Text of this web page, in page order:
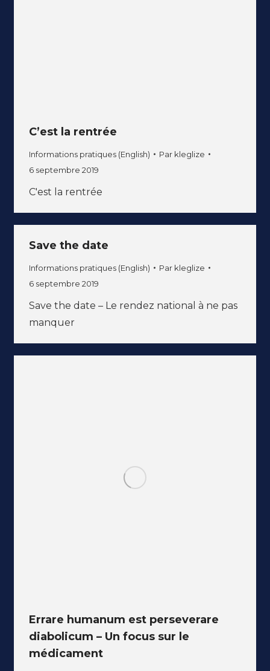
C’est la rentrée
Informations pratiques (English) Par kleglize
6 septembre 2019
C'est la rentrée
Save the date
Informations pratiques (English) Par kleglize
6 septembre 2019
Save the date – Le rendez national à ne pas
manquer
Errare humanum est perseverare
diabolicum – Un focus sur le
médicament